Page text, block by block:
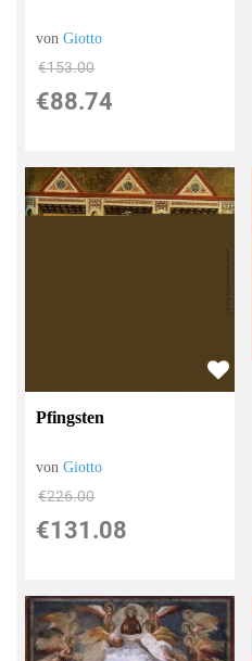
vonGiotto
€153.00
€88.74
Pfingsten
vonGiotto
€226.00
€131.08